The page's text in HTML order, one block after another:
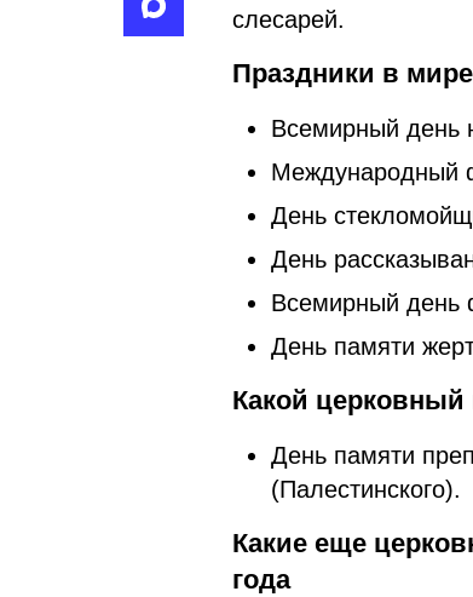
слесарей.
Праздники в мире
Всемирный день
Международный
День
День
Всемирный день
День памяти
Какой церковный
День памяти
(Палестинского).
Какие еще
года